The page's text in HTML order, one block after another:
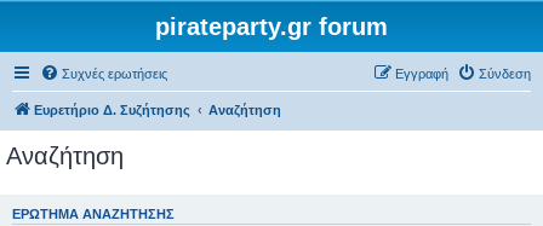
pirateparty.gr forum
Συχνές ερωτήσεις Σύνδεση
Εγγραφή
Ευρετήριο Δ. Συζήτησης Αναζήτηση
Αναζήτηση
ΕΡΏΤΗΜΑ ΑΝΑΖΉΤΗΣΗΣ